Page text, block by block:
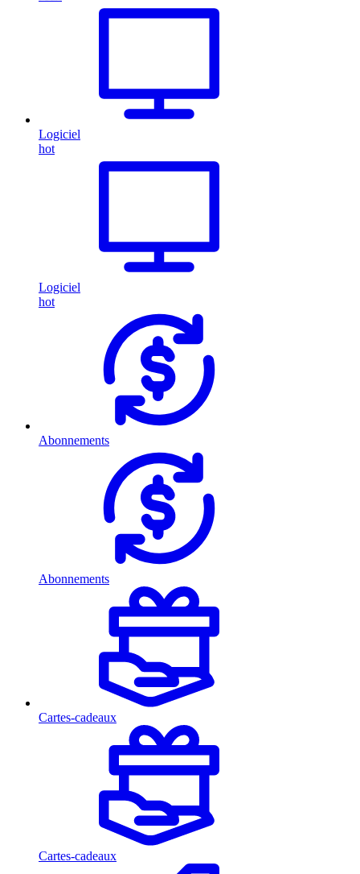
Logiciel
hot
Logiciel
hot
Abonnements
Abonnements
Cartes-cadeaux
Cartes-cadeaux